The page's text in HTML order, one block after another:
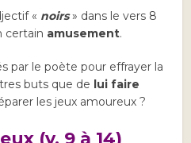
« noirs » dans le vers 8
certain amusement.
par le poète pour effrayer la
buts que de lui faire
les jeux amoureux ?
(v. 9 à 14)